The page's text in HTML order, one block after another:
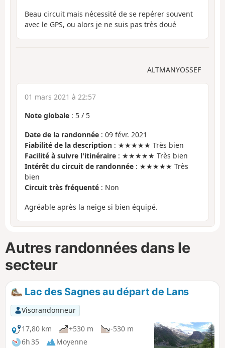
Beau circuit mais nécessité de se repérer souvent
avec le GPS, ou alors je ne suis pas très doué
ALTMANYOSSEF
01 mars 2021 à 22:57
Note globale : 5 / 5
Date de la randonnée : 09 févr. 2021
Fiabilité de la description : ★★★★★ Très bien
Facilité à suivre l'itinéraire : ★★★★★ Très bien
Intérêt du circuit de randonnée : ★★★★★ Très
bien
Circuit très fréquenté : Non
Agréable après la neige si bien équipé.
Autres randonnées dans le
secteur
Lac des Sagnes au départ de Lans
Visorandonneur
17,80 km
+530 m
-530 m
6h 35
Moyenne